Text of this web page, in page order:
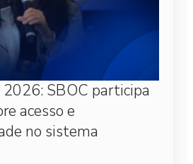
SBOC participa
acesso e
no sistema